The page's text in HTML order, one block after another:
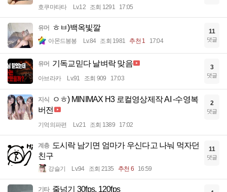
호쿠마타타 Lv.12 조회 1291 17:05
유머 ㅎㅂ)백옥빛깔
아몬드봉봉 Lv.84 조회 1981 추천 1 17:04
11
댓글
유머 기독교믿다 날벼락 맞음
아브라카 Lv.91 조회 909 17:03
3
댓글
지식
ㅇㅎ) MINIMAX H3 로컬영상제작 AI -수영복
버전
기억의파편 Lv.21 조회 1389 17:02
2
댓글
계층 도시락 남기면 엄마가 우신다고 나눠 먹자던
친구
강슬기 Lv.94 조회 2135 추천 6 16:59
11
댓글
기타 줄넘기 30fps, 120fps